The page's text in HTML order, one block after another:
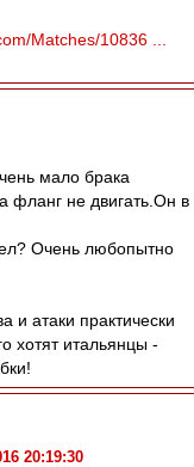
Matches/10836 ...
мало брака
фланг не двигать.Он в
Очень любопытно
и атаки практически
хотят итальянцы -
20:19:30